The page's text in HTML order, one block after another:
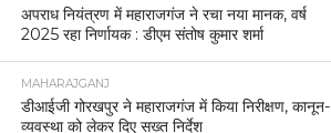
अपराध नियंत्रण में महाराजगंज ने रचा नया मानक, वर्ष
2025 रहा निर्णायक : डीएम संतोष कुमार शर्मा
MAHARAJGANJ
डीआईजी गोरखपुर ने महाराजगंज में किया निरीक्षण, कानून-
व्यवस्था को लेकर दिए सख्त निर्देश